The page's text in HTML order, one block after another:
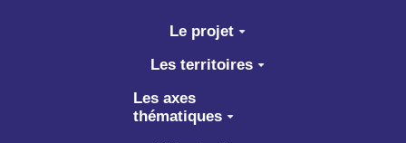
Aller au contenu principal
Le projet
Les territoires
Les axes
thématiques